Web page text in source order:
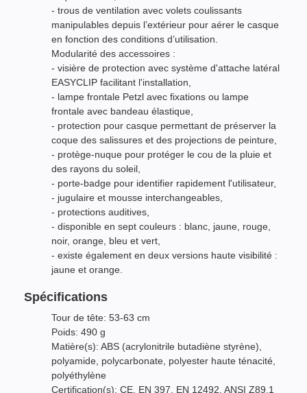
- trous de ventilation avec volets coulissants
manipulables depuis l’extérieur pour aérer le casque
en fonction des conditions d’utilisation.
Modularité des accessoires :
- visière de protection avec système d'attache latéral
EASYCLIP facilitant l'installation,
- lampe frontale Petzl avec fixations ou lampe
frontale avec bandeau élastique,
- protection pour casque permettant de préserver la
coque des salissures et des projections de peinture,
- protège-nuque pour protéger le cou de la pluie et
des rayons du soleil,
- porte-badge pour identifier rapidement l'utilisateur,
- jugulaire et mousse interchangeables,
- protections auditives,
- disponible en sept couleurs : blanc, jaune, rouge,
noir, orange, bleu et vert,
- existe également en deux versions haute visibilité :
jaune et orange.
Spécifications
Tour de tête: 53-63 cm
Poids: 490 g
Matière(s): ABS (acrylonitrile butadiène styrène),
polyamide, polycarbonate, polyester haute ténacité,
polyéthylène
Certification(s): CE, EN 397, EN 12492, ANSI Z89.1